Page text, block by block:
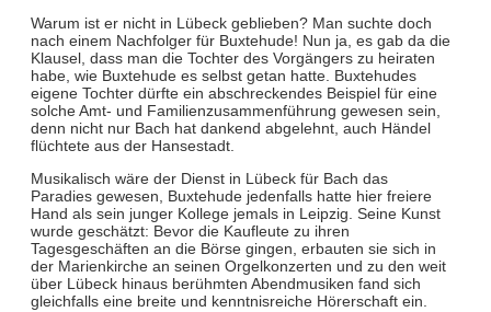
Warum ist er nicht in Lübeck geblieben? Man suchte doch
nach einem Nachfolger für Buxtehude! Nun ja, es gab da die
Klausel, dass man die Tochter des Vorgängers zu heiraten
habe, wie Buxtehude es selbst getan hatte. Buxtehudes
eigene Tochter dürfte ein abschreckendes Beispiel für eine
solche Amt- und Familienzusammenführung gewesen sein,
denn nicht nur Bach hat dankend abgelehnt, auch Händel
flüchtete aus der Hansestadt.
Musikalisch wäre der Dienst in Lübeck für Bach das
Paradies gewesen, Buxtehude jedenfalls hatte hier freiere
Hand als sein junger Kollege jemals in Leipzig. Seine Kunst
wurde geschätzt: Bevor die Kaufleute zu ihren
Tagesgeschäften an die Börse gingen, erbauten sie sich in
der Marienkirche an seinen Orgelkonzerten und zu den weit
über Lübeck hinaus berühmten Abendmusiken fand sich
gleichfalls eine breite und kenntnisreiche Hörerschaft ein.